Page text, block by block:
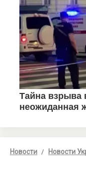
Новости Новости